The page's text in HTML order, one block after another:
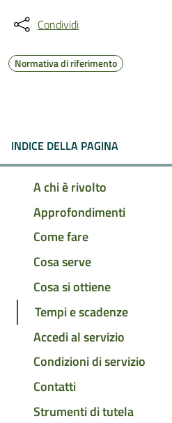
Condividi
Normativa di riferimento
INDICE DELLA PAGINA
A chi è rivolto
Approfondimenti
Come fare
Cosa serve
Cosa si ottiene
Tempi e scadenze
Accedi al servizio
Condizioni di servizio
Contatti
Strumenti di tutela